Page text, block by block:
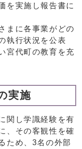
を実施し報告書に
まに各事業がどの
執行状況を公表
宮代町の教育を充
実施
関し学識経験を有
、その客観性を確
ため、3名の外部